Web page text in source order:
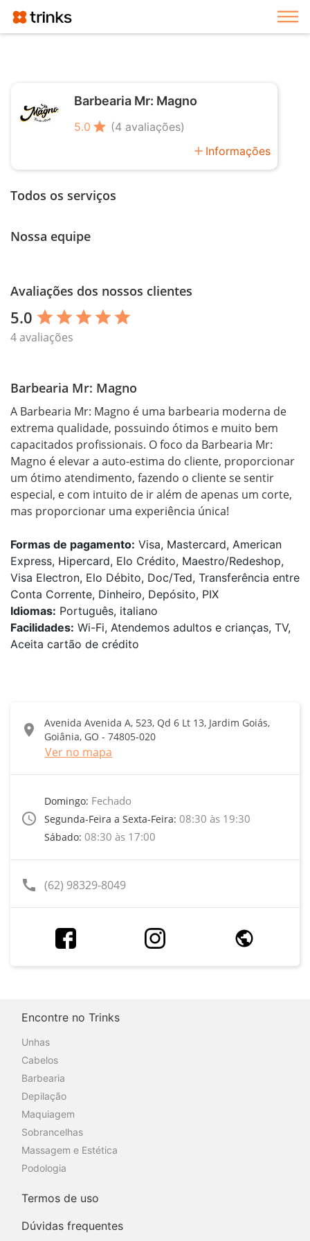
Barbearia Mr: Magno
5.0 star (4 avaliações)
add Informações
Todos os serviços
Nossa equipe
Avaliações dos nossos clientes
5.0 star star star star star
4 avaliações
Barbearia Mr: Magno
A Barbearia Mr: Magno é uma barbearia moderna de
extrema qualidade, possuindo ótimos e muito bem
capacitados profissionais. O foco da Barbearia Mr:
Magno é elevar a auto-estima do cliente, proporcionar
um ótimo atendimento, fazendo o cliente se sentir
especial, e com intuito de ir além de apenas um corte,
mas proporcionar uma experiência única!
Formas de pagamento: Visa, Mastercard, American
Express, Hipercard, Elo Crédito, Maestro/Redeshop,
Visa Electron, Elo Débito, Doc/Ted, Transferência entre
Conta Corrente, Dinheiro, Depósito, PIX
Idiomas: Português, italiano
Facilidades: Wi-Fi, Atendemos adultos e crianças, TV,
Aceita cartão de crédito
location_on
Avenida Avenida A, 523, Qd 6 Lt 13, Jardim Goiás,
Goiânia, GO - 74805-020
Ver no mapa
access_time
Domingo: Fechado
Segunda-Feira a Sexta-Feira: 08:30 às 19:30
Sábado: 08:30 às 17:00
call (62) 98329-8049
Encontre no Trinks
Unhas
Cabelos
Barbearia
Depilação
Maquiagem
Sobrancelhas
Massagem e Estética
Podologia
Termos de uso
Dúvidas frequentes